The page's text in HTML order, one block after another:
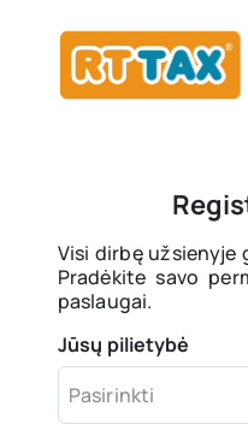
Visi dirbę užsienyje
Pradėkite savo
paslaugai.
Jūsų pilietybė
Pasirinkti